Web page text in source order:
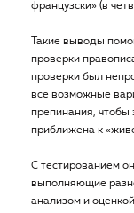
французски» (в
Такие выводы
проверки
проверки был
все возможные
препинания, чтобы
приближена к
С тестированием
выполняющие
анализом и